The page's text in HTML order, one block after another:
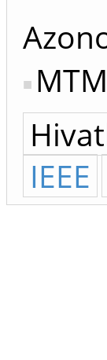
IEEE